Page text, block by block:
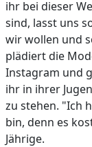
ihr bei dieser
sind, lasst uns
wir wollen und
plädiert die
Instagram und
ihr in ihrer
zu stehen. "Ich
bin, denn es
Jährige.